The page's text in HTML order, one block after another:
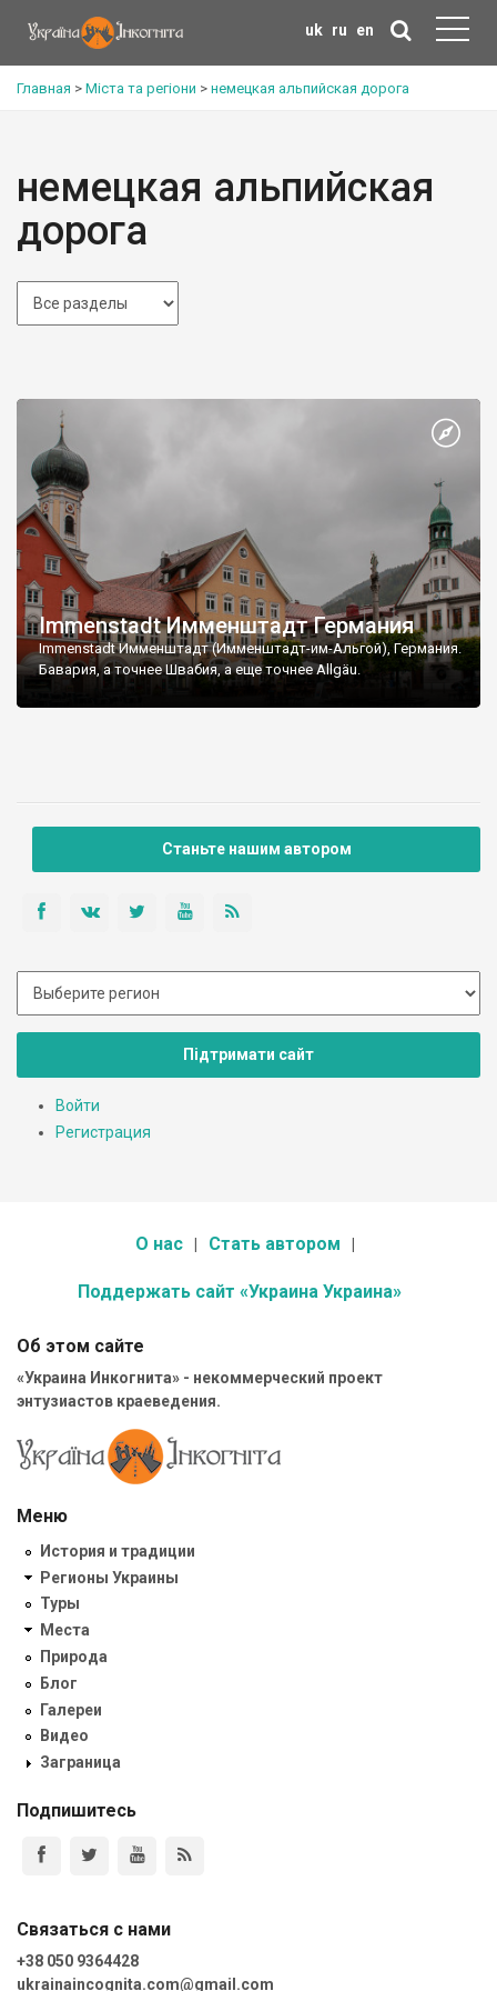
uk ru en
Главная > Міста та регіони > немецкая альпийская дорога
немецкая альпийская
дорога
Immenstadt Имменштадт Германия
Immenstadt Имменштадт (Имменштадт-им-Альгой), Германия.
Бавария, а точнее Швабия, а еще точнее Allgäu.
Станьте нашим автором
Підтримати сайт
Войти
Регистрация
О нас Стать автором
Поддержать сайт «Украина Украина»
Об этом сайте
«Украина Инкогнита» - некоммерческий проект
энтузиастов краеведения.
Меню
История и традиции
Регионы Украины
Туры
Места
Природа
Блог
Галереи
Видео
Заграница
Подпишитесь
Связаться с нами
+38 050 9364428
ukrainaincognita.com@gmail.com